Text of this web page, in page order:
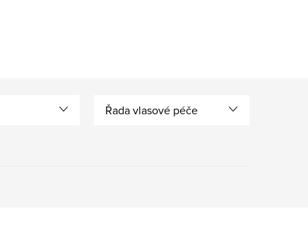
Řada vlasové péče